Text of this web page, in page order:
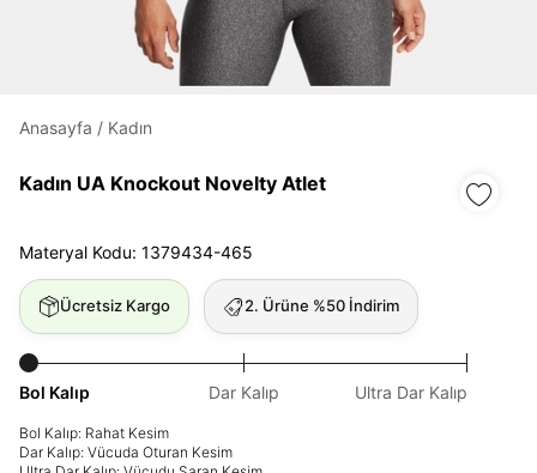
Anasayfa / Kadın
Kadın UA Knockout Novelty Atlet
Materyal Kodu: 1379434-465
Ücretsiz Kargo 2. Ürüne %50 İndirim
Bol Kalıp Dar Kalıp Ultra Dar Kalıp
Bol Kalıp: Rahat Kesim
Dar Kalıp: Vücuda Oturan Kesim
Daha hızlı ödeme. Hızlı sipariş takibi.
göster